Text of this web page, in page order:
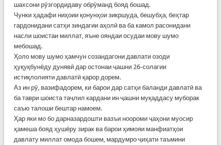
шахсони рӯзгордидаву обрӯманд бояд бошад.
Чунки ҳадафи ниҳоии қонунҳои зикршуда, бешубҳа, беҳтар
гардонидани сатҳи зиндагии аҳолӣ ва ба камол расонидани
насли шоистаи миллат, яъне ояндаи осудаи мову шумо
мебошад.
Ҳоло мову шумо ҳамчун созандагони давлати озоди
ҳуқуқбунёду дунявӣ дар остонаи ҷашни 26-солагии
истиқлолияти давлатӣ қарор дорем.
Аз ин рӯ, вазифадорем, ки барои дар сатҳи баланди давлатӣ ва
ба таври шоиста таҷлил кардани ин ҷашни муқаддасу муборак
саъю талоши бештар намоем.
Ҳар яки мо бо дарназардошти вазъи ноороми ҷаҳони муосир
ҳамеша бояд ҳушёру зирак ва барои ҳимояи манфиатҳои
давлату миллат омода бошем, мардумро ҷиҳати таъмини